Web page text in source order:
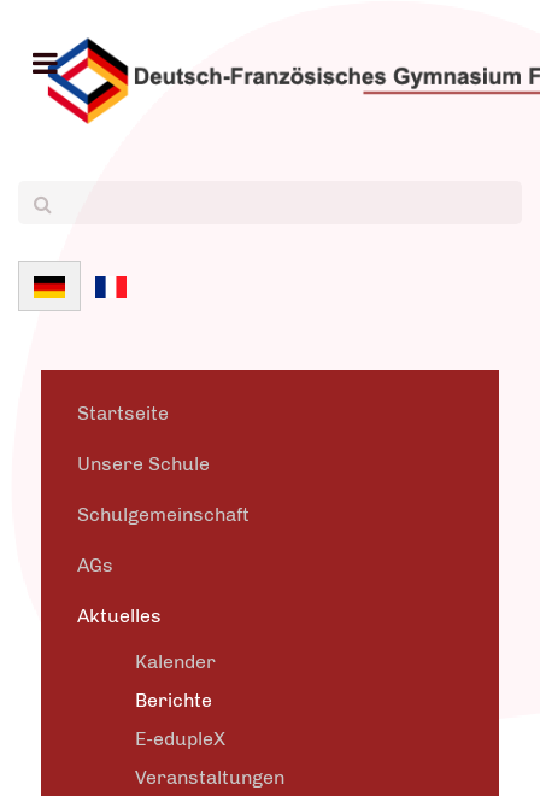
Sprache auswählen
Startseite
Unsere Schule
Schulgemeinschaft
AGs
Aktuelles
Kalender
Berichte
E-edupleX
Veranstaltungen